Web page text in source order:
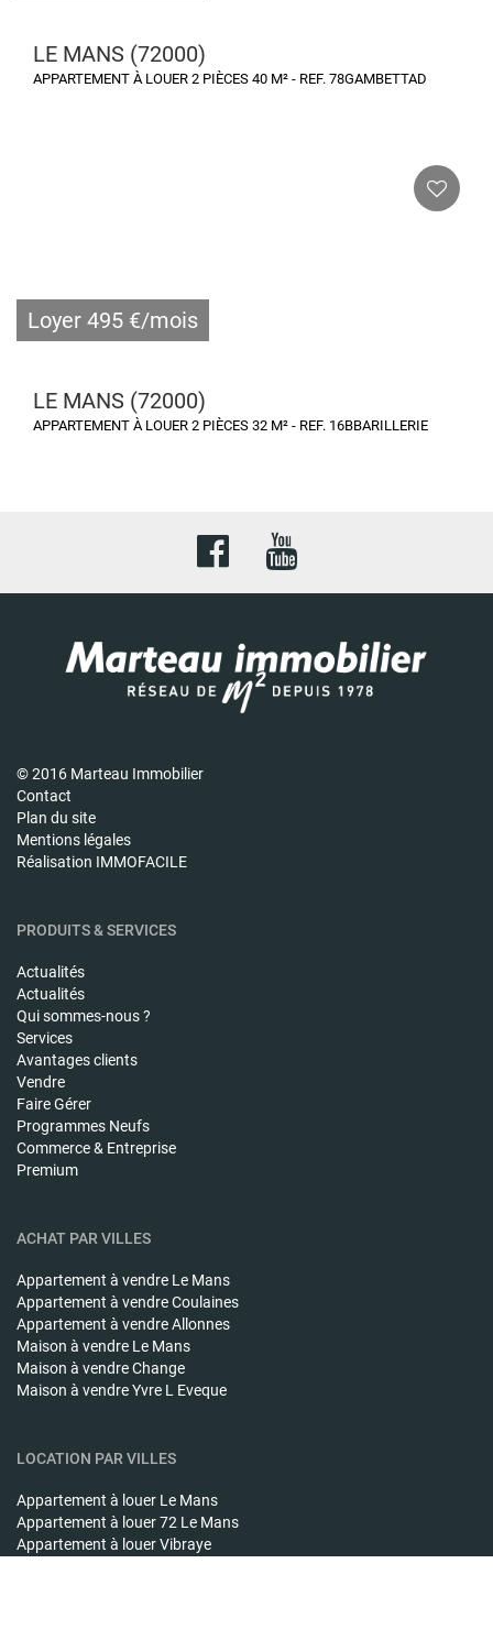
LE MANS (72000)
APPARTEMENT À LOUER 2 PIÈCES 40 M² - REF. 78GAMBETTAD
Loyer 495 €/mois
LE MANS (72000)
APPARTEMENT À LOUER 2 PIÈCES 32 M² - REF. 16BBARILLERIE
© 2016 Marteau Immobilier
Contact
Plan du site
Mentions légales
Réalisation IMMOFACILE
PRODUITS & SERVICES
Actualités
Actualités
Qui sommes-nous ?
Services
Avantages clients
Vendre
Faire Gérer
Programmes Neufs
Commerce & Entreprise
Premium
ACHAT PAR VILLES
Appartement à vendre Le Mans
Appartement à vendreCoulaines
Appartement à vendreAllonnes
Maison à vendre Le Mans
Maison à vendreChange
Maison à vendreYvre L Eveque
LOCATION PAR VILLES
Appartement à louer Le Mans
Appartement à louer72 Le Mans
Appartement à louerVibraye